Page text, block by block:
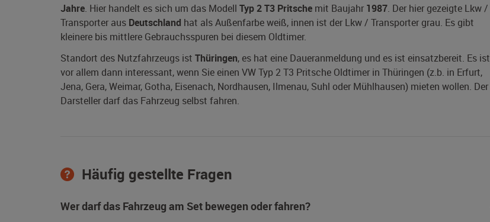
Jahre. Hier handelt es sich um das Modell Typ 2 T3 Pritsche mit Baujahr 1987. Der hier gezeigte Lkw /
Transporter aus Deutschland hat als Außenfarbe weiß, innen ist der Lkw / Transporter grau. Es gibt
kleinere bis mittlere Gebrauchsspuren bei diesem Oldtimer.
Standort des Nutzfahrzeugs ist Thüringen, es hat eine Daueranmeldung und es ist einsatzbereit. Es ist
vor allem dann interessant, wenn Sie einen VW Typ 2 T3 Pritsche Oldtimer in Thüringen (z.b. in Erfurt,
Jena, Gera, Weimar, Gotha, Eisenach, Nordhausen, Ilmenau, Suhl oder Mühlhausen) mieten wollen. Der
Darsteller darf das Fahrzeug selbst fahren.
Häufig gestellte Fragen
Wer darf das Fahrzeug am Set bewegen oder fahren?